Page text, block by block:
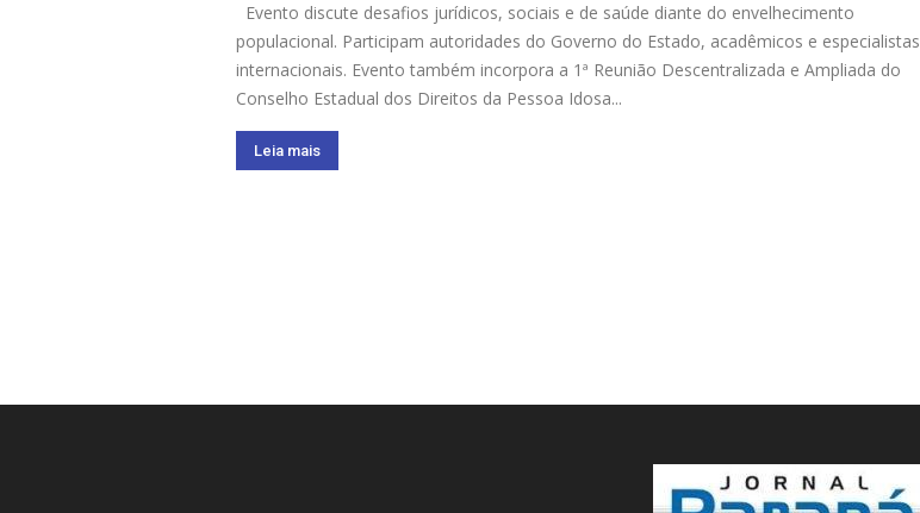
Evento discute desafios jurídicos, sociais e de saúde diante do envelhecimento
populacional. Participam autoridades do Governo do Estado, acadêmicos e especialistas
internacionais. Evento também incorpora a 1ª Reunião Descentralizada e Ampliada do
Conselho Estadual dos Direitos da Pessoa Idosa...
Leia mais